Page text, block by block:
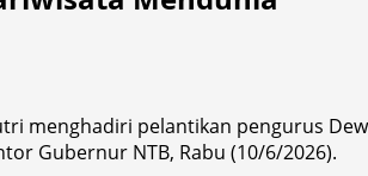
menghadiri pelantikan pengurus
Gubernur NTB, Rabu (10/6/2026).